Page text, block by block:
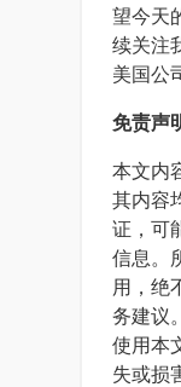
望今天
续关注
美国公
免责声
本文内
其内容
证，可
信息。
用，绝
务建议
使用本
失或损